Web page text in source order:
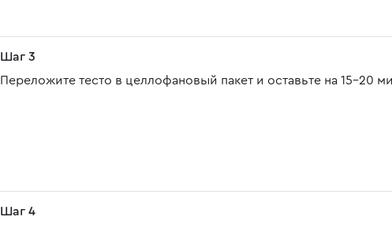
Шаг 3
Переложите тесто в целлофановый пакет и оставьте на 15-20
Шаг 4